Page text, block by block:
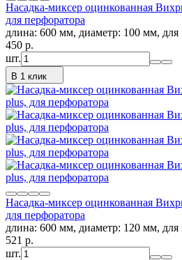
Насадка-миксер оцинкованная
для перфоратора
длина: 600 мм, диаметр: 100 мм, для
450 p.
шт.
В 1 клик
Насадка-миксер оцинкованная
для перфоратора
длина: 600 мм, диаметр: 120 мм, для
521 p.
шт.